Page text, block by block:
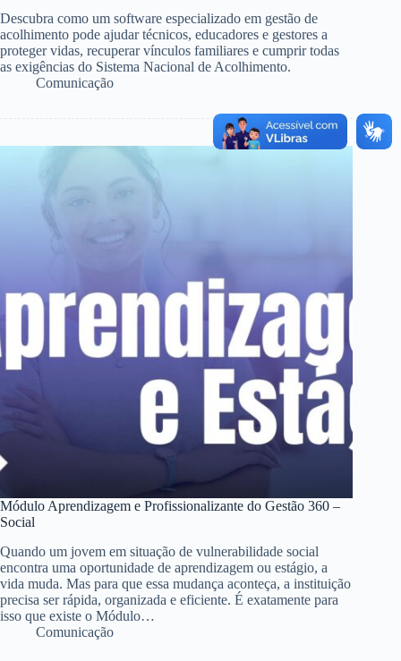
Descubra como um software especializado em gestão de
acolhimento pode ajudar técnicos, educadores e gestores a
proteger vidas, recuperar vínculos familiares e cumprir todas
as exigências do Sistema Nacional de Acolhimento.
Comunicação
Módulo Aprendizagem e Profissionalizante do Gestão 360 –
Social
Quando um jovem em situação de vulnerabilidade social
encontra uma oportunidade de aprendizagem ou estágio, a
vida muda. Mas para que essa mudança aconteça, a instituição
precisa ser rápida, organizada e eficiente. É exatamente para
isso que existe o Módulo…
Comunicação